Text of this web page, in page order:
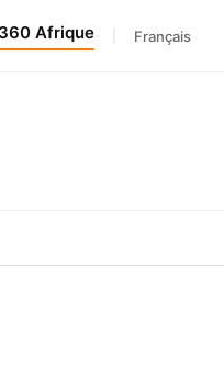
Afrique Français